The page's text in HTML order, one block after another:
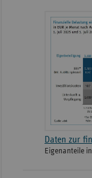
Daten zur
Eigenanteile